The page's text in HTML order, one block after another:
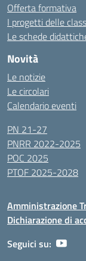
Offerta formativa
I progetti delle
Le schede
Novità
Le notizie
Le circolari
Calendario eventi
PN 21-27
PNRR 2022-2025
POC 2025
PTOF 2025-2028
Amministrazione
Dichiarazione di
Seguici su: